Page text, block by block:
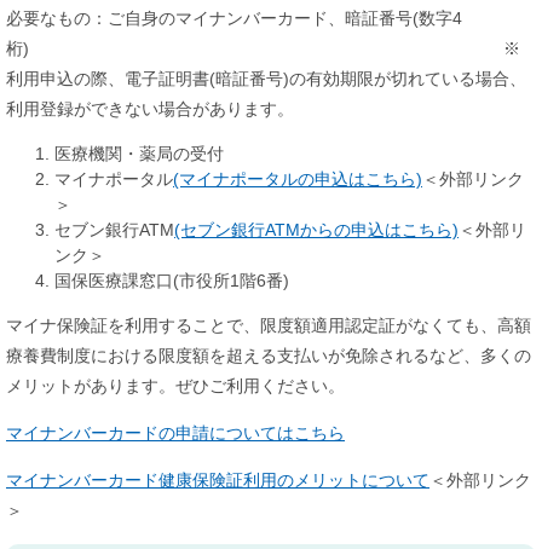
必要なもの：ご自身のマイナンバーカード、暗証番号(数字4
桁) ※
利用申込の際、電子証明書(暗証番号)の有効期限が切れている場合、
利用登録ができない場合があります。
医療機関・薬局の受付
マイナポータル(マイナポータルの申込はこちら) ＜外部リンク
＞
セブン銀行ATM(セブン銀行ATMからの申込はこちら) ＜外部リ
ンク＞
国保医療課窓口(市役所1階6番)
マイナ保険証を利用することで、限度額適用認定証がなくても、高額
療養費制度における限度額を超える支払いが免除されるなど、多くの
メリットがあります。ぜひご利用ください。
マイナンバーカードの申請についてはこちら
マイナンバーカード健康保険証利用のメリットについて ＜外部リンク
＞